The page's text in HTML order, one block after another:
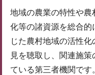
地域の農業の特性や農
化等の諸資源を総合的
じた農村地域の活性
見を聴取し、関連施
ている第三者機関です